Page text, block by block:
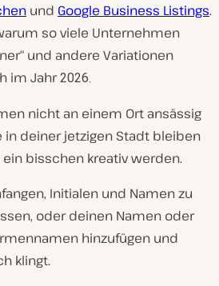
und Google Business Listings.
so viele Unternehmen
und andere Variationen
im Jahr2026.
nicht an einem Ort ansässig
in deiner jetzigen Stadt bleiben
bisschen kreativ werden.
Initialen und Namen zu
oder deinen Namen oder
hinzufügen und
klingt.